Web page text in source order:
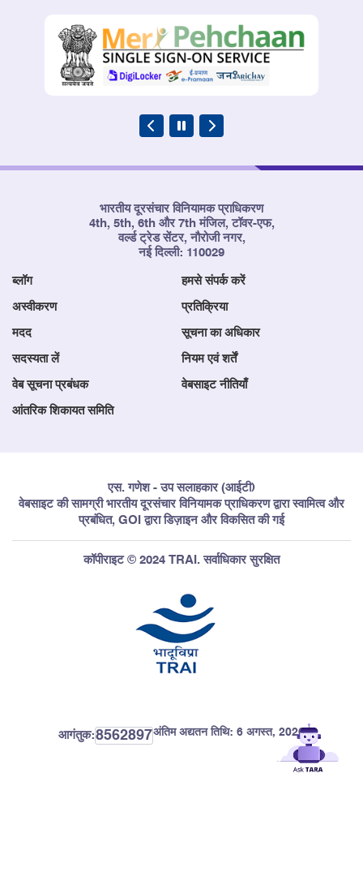
भारतीय दूरसंचार विनियामक प्राधिकरण
4th, 5th, 6th और 7th मंजिल, टॉवर-एफ,
वर्ल्ड ट्रेड सेंटर, नौरोजी नगर,
नई दिल्ली: 110029
ब्लॉग हमसे संपर्क करें
अस्वीकरण प्रतिक्रिया
मदद सूचना का अधिकार
सदस्यता लें नियम एवं शर्तें
वेब सूचना प्रबंधक वेबसाइट नीतियाँ
आंतरिक शिकायत समिति
एस. गणेश - उप सलाहकार (आईटी)
वेबसाइट की सामग्री भारतीय दूरसंचार विनियामक प्राधिकरण द्वारा स्वामित्व और
प्रबंधित, GOI द्वारा डिज़ाइन और विकसित की गई
कॉपीराइट © 2024 TRAI. सर्वाधिकार सुरक्षित
आगंतुक:8562897अंतिम अद्यतन तिथि: 6 अगस्त, 2026